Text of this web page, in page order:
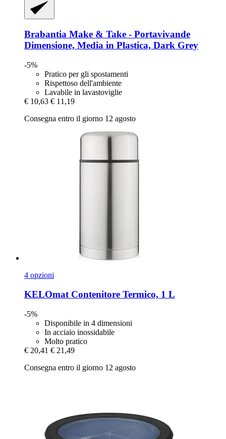
Brabantia Make & Take -​ Portavivande
Dimensione, Media in Plastica, Dark Grey
-5%
Pratico per gli spostamenti
Rispettoso dell'ambiente
Lavabile in lavastoviglie
€ 10,63 € 11,19
Consegna entro il giorno 12 agosto
4 opzioni
KELOmatContenitore Termico, 1 L
-5%
Disponibile in 4 dimensioni
In acciaio inossidabile
Molto pratico
€ 20,41 € 21,49
Consegna entro il giorno 12 agosto